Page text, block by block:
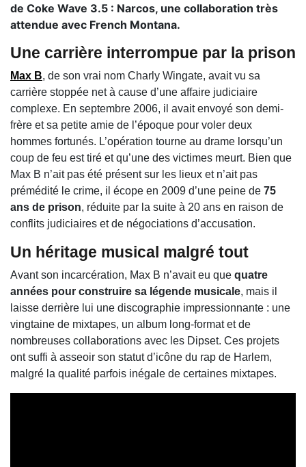
de Coke Wave 3.5 : Narcos, une collaboration très
attendue avec French Montana.
Une carrière interrompue par la prison
Max B, de son vrai nom Charly Wingate, avait vu sa
carrière stoppée net à cause d’une affaire judiciaire
complexe. En septembre 2006, il avait envoyé son demi-
frère et sa petite amie de l’époque pour voler deux
hommes fortunés. L’opération tourne au drame lorsqu’un
coup de feu est tiré et qu’une des victimes meurt. Bien que
Max B n’ait pas été présent sur les lieux et n’ait pas
prémédité le crime, il écope en 2009 d’une peine de 75
ans de prison, réduite par la suite à 20 ans en raison de
conflits judiciaires et de négociations d’accusation.
Un héritage musical malgré tout
Avant son incarcération, Max B n’avait eu que quatre
années pour construire sa légende musicale, mais il
laisse derrière lui une discographie impressionnante : une
vingtaine de mixtapes, un album long-format et de
nombreuses collaborations avec les Dipset. Ces projets
ont suffi à asseoir son statut d’icône du rap de Harlem,
malgré la qualité parfois inégale de certaines mixtapes.